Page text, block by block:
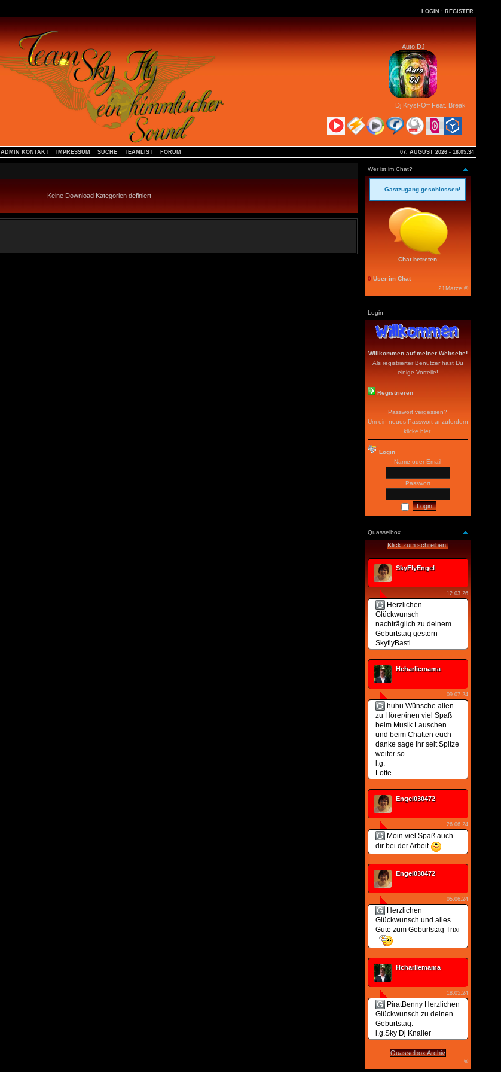
LOGIN · REGISTER
Auto DJ
Dj Kryst-Off Feat. Breaker - Out Of
ADMIN KONTAKT IMPRESSUM SUCHE TEAMLIST FORUM 07. AUGUST 2026 - 18:05:34
Wer ist im Chat?
Gastzugang geschlossen!
Chat betreten
0 User im Chat
21Matze ©
Login
Willkommen auf meiner Webseite!
Als registrierter Benutzer hast Du
einige Vorteile!
Registrieren
Passwort vergessen?
Um ein neues Passwort anzufordern
klicke hier.
Login
Name oder Email
Passwort
Quasselbox
Klick zum schreiben!
SkyFlyEngel
12.03.26
Herzlichen
Glückwunsch
nachträglich zu deinem
Geburtstag gestern
SkyflyBasti
Hcharliemama
09.07.24
huhu Wünsche allen
zu Hörer/inen viel Spaß
beim Musik Lauschen
und beim Chatten euch
danke sage Ihr seit Spitze
weiter so.
l.g.
Lotte
Engel030472
26.06.24
Moin viel Spaß auch
dir bei der Arbeit
Engel030472
05.06.24
Herzlichen
Glückwunsch und alles
Gute zum Geburtstag Trixi
Hcharliemama
18.05.24
PiratBenny Herzlichen
Glückwunsch zu deinen
Geburtstag.
l.g.Sky Dj Knaller
Quasselbox Archiv
©
Keine Download Kategorien definiert